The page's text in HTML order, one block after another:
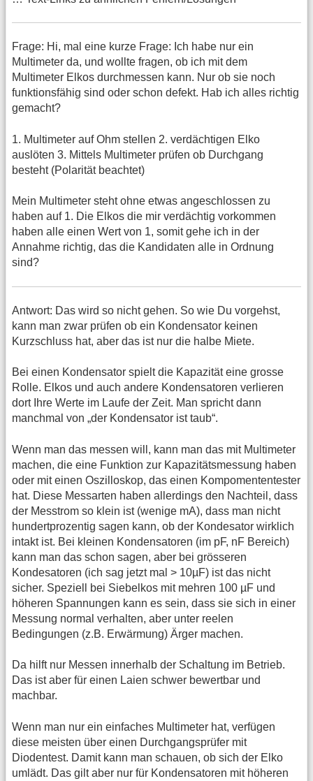
Frage: Hi, mal eine kurze Frage: Ich habe nur ein
Multimeter da, und wollte fragen, ob ich mit dem
Multimeter Elkos durchmessen kann. Nur ob sie noch
funktionsfähig sind oder schon defekt. Hab ich alles richtig
gemacht?
1. Multimeter auf Ohm stellen 2. verdächtigen Elko
auslöten 3. Mittels Multimeter prüfen ob Durchgang
besteht (Polarität beachtet)
Mein Multimeter steht ohne etwas angeschlossen zu
haben auf 1. Die Elkos die mir verdächtig vorkommen
haben alle einen Wert von 1, somit gehe ich in der
Annahme richtig, das die Kandidaten alle in Ordnung
sind?
Antwort: Das wird so nicht gehen. So wie Du vorgehst,
kann man zwar prüfen ob ein Kondensator keinen
Kurzschluss hat, aber das ist nur die halbe Miete.
Bei einen Kondensator spielt die Kapazität eine grosse
Rolle. Elkos und auch andere Kondensatoren verlieren
dort Ihre Werte im Laufe der Zeit. Man spricht dann
manchmal von „der Kondensator ist taub“.
Wenn man das messen will, kann man das mit Multimeter
machen, die eine Funktion zur Kapazitätsmessung haben
oder mit einen Oszilloskop, das einen Kompomententester
hat. Diese Messarten haben allerdings den Nachteil, dass
der Messtrom so klein ist (wenige mA), dass man nicht
hundertprozentig sagen kann, ob der Kondesator wirklich
intakt ist. Bei kleinen Kondensatoren (im pF, nF Bereich)
kann man das schon sagen, aber bei grösseren
Kondesatoren (ich sag jetzt mal > 10µF) ist das nicht
sicher. Speziell bei Siebelkos mit mehren 100 µF und
höheren Spannungen kann es sein, dass sie sich in einer
Messung normal verhalten, aber unter reelen
Bedingungen (z.B. Erwärmung) Ärger machen.
Da hilft nur Messen innerhalb der Schaltung im Betrieb.
Das ist aber für einen Laien schwer bewertbar und
machbar.
Wenn man nur ein einfaches Multimeter hat, verfügen
diese meisten über einen Durchgangsprüfer mit
Diodentest. Damit kann man schauen, ob sich der Elko
umlädt. Das gilt aber nur für Kondensatoren mit höheren